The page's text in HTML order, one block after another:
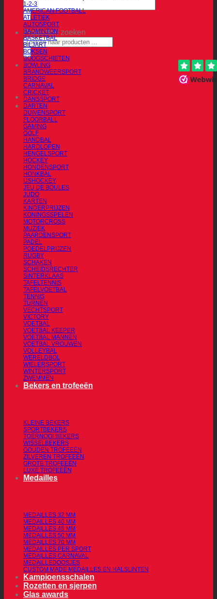
Producten zoeken
1-2-3
AMERICAN FOOTBALL
ATLETIEK
AUTOSPORT
BADMINTON
BASKETBAL
BILJART
BOKSEN
BOOGSCHIETEN
BOWLING
BRANDWEERSPORT
BRIDGE
CARNAVAL
CRICKET
DANSSPORT
DARTEN
DUIVENSPORT
FLOORBALL
GAMING
GOLF
HANDBAL
HARDLOPEN
HENGELSPORT
HOCKEY
HONDENSPORT
HONKBAL
IJSHOCKEY
JEU DE BOULES
JUDO
KARTEN
KINDERPRIJZEN
KONINGSSPELEN
MOTORCROSS
MUZIEK
PAARDENSPORT
PADEL
POEDELPRIJZEN
RUGBY
SCHAKEN
SCHEIDSRECHTER
SINTERKLAAS
TAFELTENNIS
TAFELVOETBAL
TENNIS
TURNEN
VECHTSPORT
VICTORY
VOETBAL
VOETBAL KEEPER
VOETBAL MANNEN
VOETBAL VROUWEN
VOLLEYBAL
WERELDBOL
WIELERSPORT
WINTERSPORT
ZWEMMEN
Bekers en trofeeën
KLEINE BEKERS
SPORTBEKERS
TOERNOOI BEKERS
WISSELBEKERS
GOUDEN TROFEEËN
ZILVEREN TROFEEËN
GROTE TROFEEËN
LUXE TROFEEËN
Medailles
MEDAILLES 32 MM
MEDAILLES 40 MM
MEDAILLES 45 MM
MEDAILLES 50 MM
MEDAILLES 70 MM
MEDAILLES PER SPORT
MEDAILLES CARNAVAL
MEDAILLEDOOSJES
CUSTOM MADE MEDAILLES EN HALSLINTEN
Kampioensschalen
Rozetten en sjerpen
Glas awards